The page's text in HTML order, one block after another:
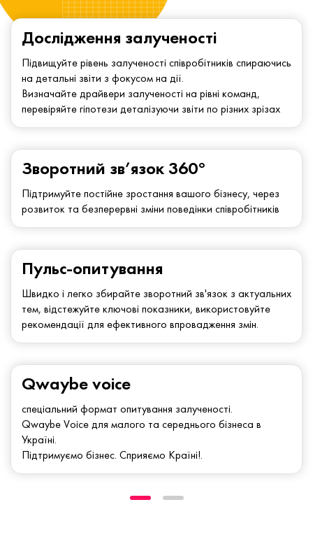
Дослідження залученості
Підвищуйте рівень залученості співробітників спираючись
на детальні звіти з фокусом на дії.
Визначайте драйвери залученості на рівні команд,
перевіряйте гіпотези деталізуючи звіти по різних зрізах
Зворотний зв’язок 360°
Підтримуйте постійне зростання вашого бізнесу, через
розвиток та безперервні зміни поведінки співробітників
Qwaybe voice
спеціальний формат опитування залученості.
Qwaybe Voice для малого та середнього бізнеса в
Україні.
Підтримуємо бізнес. Сприяємо Країні!.
Пульс-опитування
Швидко і легко збирайте зворотний зв'язок з актуальних
тем, відстежуйте ключові показники, використовуйте
рекомендації для ефективного впровадження змін.